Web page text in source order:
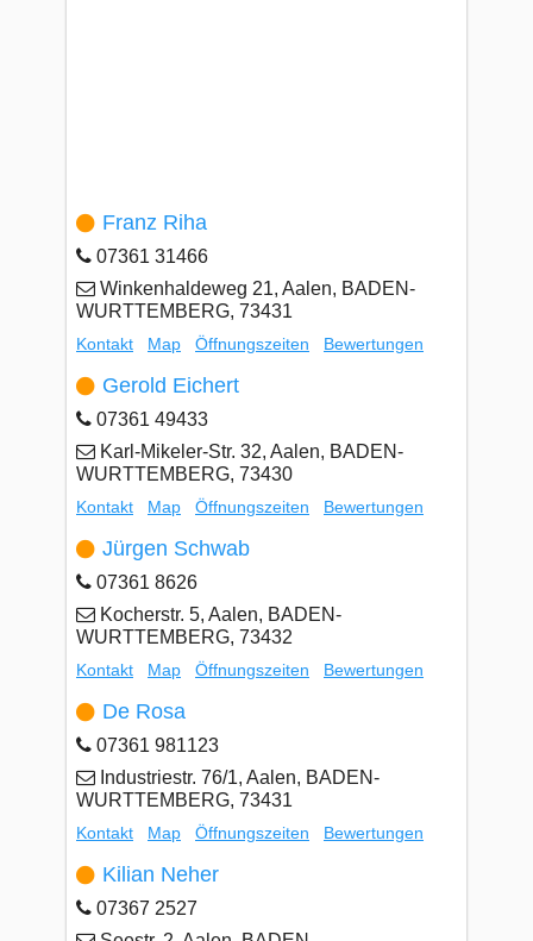
Franz Riha
07361 31466
Winkenhaldeweg 21, Aalen, BADEN-
WURTTEMBERG, 73431
Kontakt Map Öffnungszeiten Bewertungen
Gerold Eichert
07361 49433
Karl-Mikeler-Str. 32, Aalen, BADEN-
WURTTEMBERG, 73430
Kontakt Map Öffnungszeiten Bewertungen
Jürgen Schwab
07361 8626
Kocherstr. 5, Aalen, BADEN-
WURTTEMBERG, 73432
Kontakt Map Öffnungszeiten Bewertungen
De Rosa
07361 981123
Industriestr. 76/1, Aalen, BADEN-
WURTTEMBERG, 73431
Kontakt Map Öffnungszeiten Bewertungen
Kilian Neher
07367 2527